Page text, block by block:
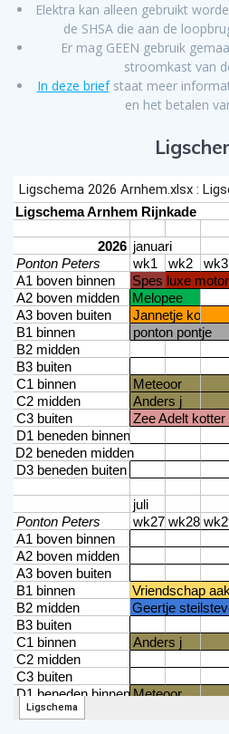
Elektra kan alleen gebruikt
de SHSA die aan de
Er mag GEEN gebruik
stroomkast van
In deze briefstaat meer
en het betalen